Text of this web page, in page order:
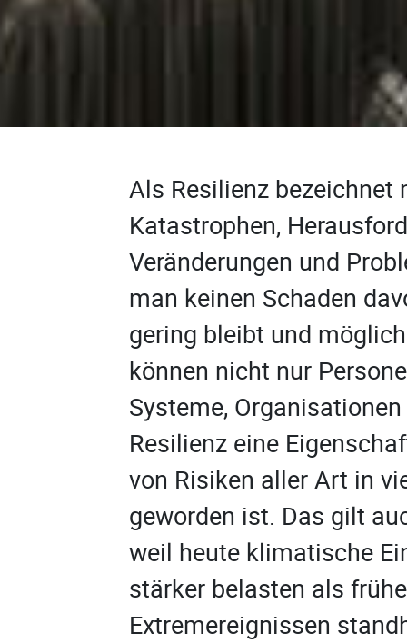
Als Resilienz bezeichnet
Katastrophen,
Veränderungen und
man keinen Schaden
gering bleibt und
können nicht nur
Systeme,
Resilienz eine
von Risiken aller Art in
geworden ist. Das gilt
weil heute klimatische
stärker belasten als
Extremereignissen